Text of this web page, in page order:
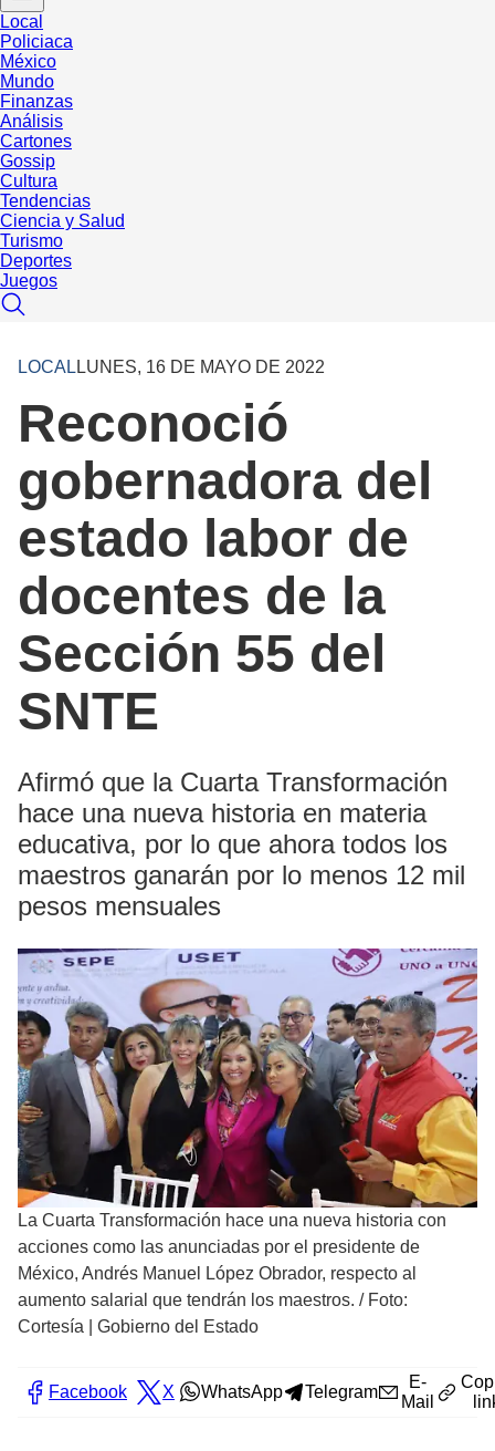
Local
Policiaca
México
Mundo
Finanzas
Análisis
Cartones
Gossip
Cultura
Tendencias
Ciencia y Salud
Turismo
Deportes
Juegos
LOCAL LUNES, 16 DE MAYO DE 2022
Reconoció
gobernadora del
estado labor de
docentes de la
Sección 55 del
SNTE
Afirmó que la Cuarta Transformación
hace una nueva historia en materia
educativa, por lo que ahora todos los
maestros ganarán por lo menos 12 mil
pesos mensuales
La Cuarta Transformación hace una nueva historia con
acciones como las anunciadas por el presidente de
México, Andrés Manuel López Obrador, respecto al
aumento salarial que tendrán los maestros. / Foto:
Cortesía | Gobierno del Estado
Facebook X WhatsApp Telegram
E-
Mail